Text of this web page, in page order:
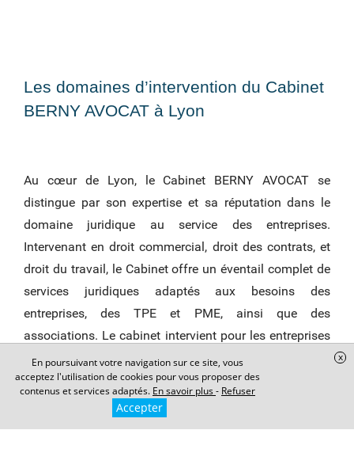
Les domaines d’intervention du Cabinet
BERNY AVOCAT à Lyon
Au cœur de Lyon, le Cabinet BERNY AVOCAT se
distingue par son expertise et sa réputation dans le
domaine juridique au service des entreprises.
Intervenant en droit commercial, droit des contrats, et
droit du travail, le Cabinet offre un éventail complet de
services juridiques adaptés aux besoins des
entreprises, des TPE et PME, ainsi que des
associations. Le cabinet intervient pour les entreprises
situées à Lyon, en Rhône- Alpes ou partout en France.
AVOCAT EN DROIT COMMERCIAL ET
AVOCAT EN DROIT DES CONTRATS A
En poursuivant votre navigation sur ce site, vous
acceptez l'utilisation de cookies pour vous proposer des
contenus et services adaptés. En savoir plus- Refuser
Accepter
x